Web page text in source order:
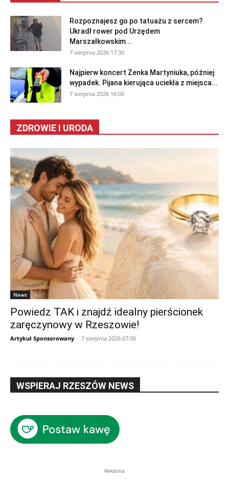
Rozpoznajesz go po tatuażu z sercem?
Ukradł rower pod Urzędem
Marszałkowskim...
7 sierpnia 2026 17:30
Najpierw koncert Zenka Martyniuka, później
wypadek. Pijana kierująca uciekła z miejsca...
7 sierpnia 2026 16:00
ZDROWIE I URODA
News
Powiedz TAK i znajdź idealny pierścionek
zaręczynowy w Rzeszowie!
Artykuł Sponsorowany - 7 sierpnia 2026 07:00
WSPIERAJ RZESZÓW NEWS
Reklama